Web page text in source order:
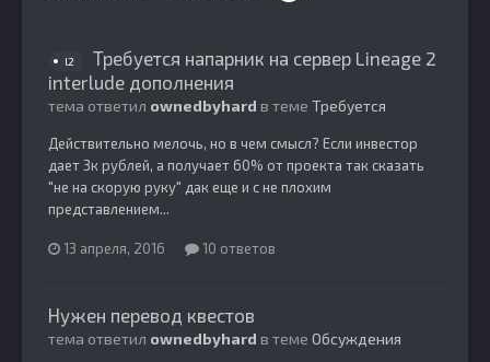
l2
Требуется напарник на сервер Lineage 2
interlude дополнения
тема ответил ownedbyhard в теме Требуется
Действительно мелочь, но в чем смысл? Если инвестор
дает 3к рублей, а получает 60% от проекта так сказать
"не на скорую руку" дак еще и с не плохим
представлением...
13 апреля, 2016 10 ответов
Нужен перевод квестов
тема ответил ownedbyhard в теме Обсуждения